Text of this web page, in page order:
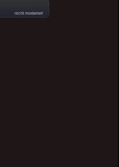
nicht moderiert